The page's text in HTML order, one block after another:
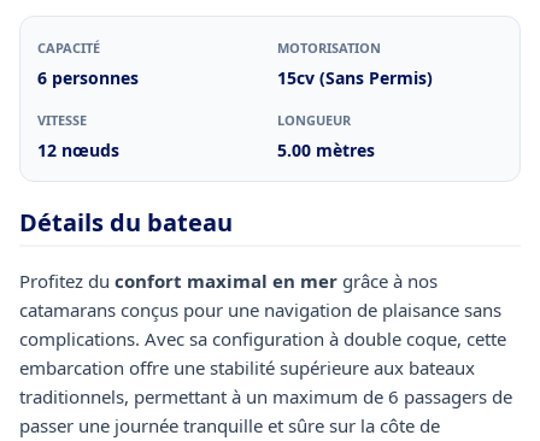
CAPACITÉ
6 personnes
MOTORISATION
15cv (Sans Permis)
VITESSE
12 nœuds
LONGUEUR
5.00 mètres
Détails du bateau
Profitez du confort maximal en mer grâce à nos
catamarans conçus pour une navigation de plaisance sans
complications. Avec sa configuration à double coque, cette
embarcation offre une stabilité supérieure aux bateaux
traditionnels, permettant à un maximum de 6 passagers de
passer une journée tranquille et sûre sur la côte de